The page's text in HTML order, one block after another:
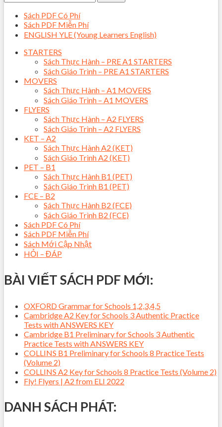
Sách PDF Có Phí
Sách PDF Miễn Phí
ENGLISH YLE (Young Learners English)
STARTERS
Sách Thực Hành – PRE A1 STARTERS
Sách Giáo Trình – PRE A1 STARTERS
MOVERS
Sách Thực Hành – A1 MOVERS
Sách Giáo Trình – A1 MOVERS
FLYERS
Sách Thực Hành – A2 FLYERS
Sách Giáo Trình – A2 FLYERS
KET – A2
Sách Thực Hành A2 (KET)
Sách Giáo Trình A2 (KET)
PET – B1
Sách Thực Hành B1 (PET)
Sách Giáo Trình B1 (PET)
FCE – B2
Sách Thực Hành B2 (FCE)
Sách Giáo Trình B2 (FCE)
Sách PDF Có Phí
Sách PDF Miễn Phí
Sách Mới Cập Nhật
HỎI – ĐÁP
BÀI VIẾT SÁCH PDF MỚI:
OXFORD Grammar for Schools 1,2,3,4,5
Cambridge A2 Key for Schools 3 Authentic Practice
Tests with ANSWERS KEY
Cambridge B1 Preliminary for Schools 3 Authentic
Practice Tests with ANSWERS KEY
COLLINS B1 Preliminary for Schools 8 Practice Tests
(Volume 2)
COLLINS A2 Key for Schools 8 Practice Tests (Volume 2)
Fly! Flyers | A2 from ELI 2022
DANH SÁCH PHÁT: